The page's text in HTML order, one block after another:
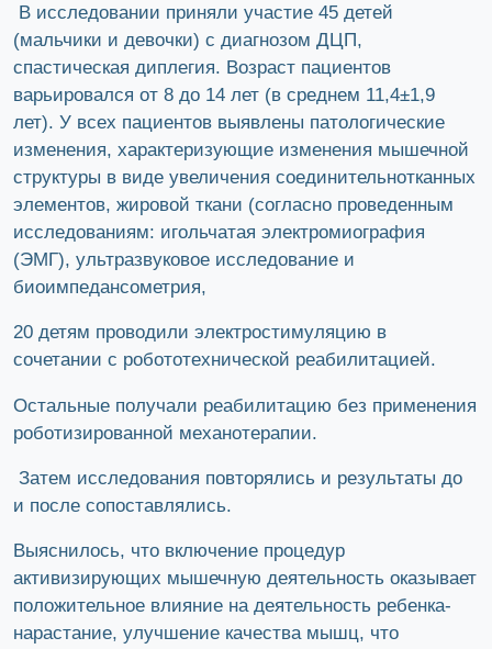
В исследовании приняли участие 45 детей
(мальчики и девочки) с диагнозом ДЦП,
спастическая диплегия. Возраст пациентов
варьировался от 8 до 14 лет (в среднем 11,4±1,9
лет). У всех пациентов выявлены патологические
изменения, характеризующие изменения мышечной
структуры в виде увеличения соединительнотканных
элементов, жировой ткани (согласно проведенным
исследованиям: игольчатая электромиография
(ЭМГ), ультразвуковое исследование и
биоимпедансометрия,
20 детям проводили электростимуляцию в
сочетании с робототехнической реабилитацией.
Остальные получали реабилитацию без применения
роботизированной механотерапии.
Затем исследования повторялись и результаты до
и после сопоставлялись.
Выяснилось, что включение процедур
активизирующих мышечную деятельность оказывает
положительное влияние на деятельность ребенка-
нарастание, улучшение качества мышц, что